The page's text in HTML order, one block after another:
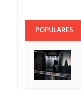
POPULARES